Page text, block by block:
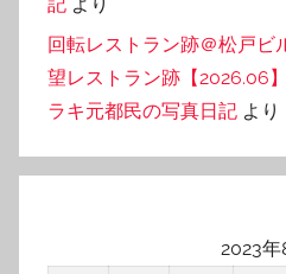
回転レストラン跡＠松戸ビ
望レストラン跡【2026.06
ラキ元都民の写真日記 より
2023年